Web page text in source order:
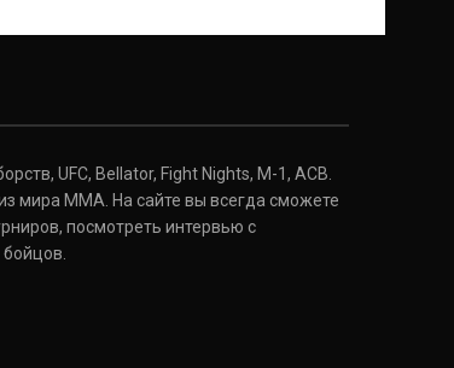
UFC, Bellator, Fight Nights, M-1, ACB.
мира ММА. На сайте вы всегда сможете
посмотреть интервью с